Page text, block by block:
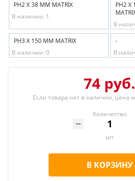
PH2 Х 38 ММ MATRIX
В наличии: 1
PH2 Х
В
PH3 Х 150 ММ MATRIX
В наличии: 0
-
В
74 руб.
Если товара нет в наличии, цена
Количество
шт
В КОРЗИНУ